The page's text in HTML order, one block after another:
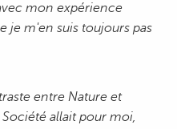
mon expérience
je m'en suis toujours pas
entre Nature et
allait pour moi,